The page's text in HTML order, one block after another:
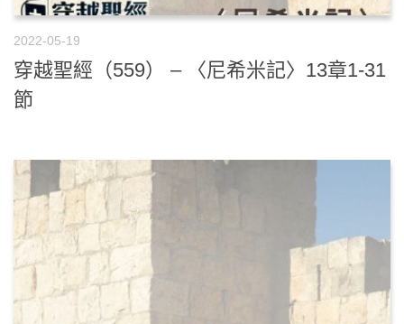
2022-05-19
穿越聖經（559） – 〈尼希米記〉13章1-31
節